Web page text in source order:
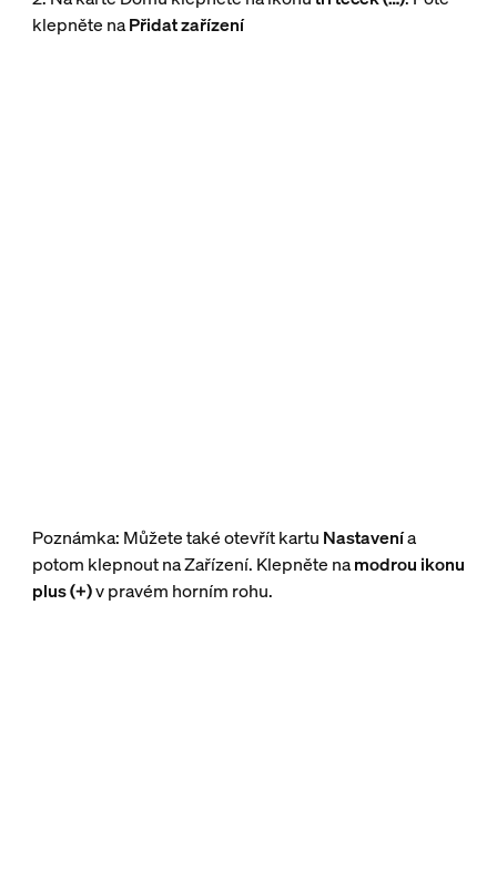
klepněte naPřidat zařízení
Poznámka: Můžete také otevřít kartu Nastavenía
potom klepnout na Zařízení. Klepněte namodrou ikonu
plus (+)v pravém horním rohu.